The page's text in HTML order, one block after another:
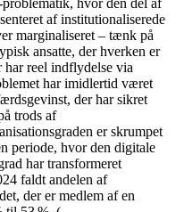
hvor den del af
af institutionaliserede
marginaliseret – tænk på
ansatte, der hverken er
reel indflydelse via
har imidlertid været
der har sikret
trods af
er skrumpet
periode, hvor den digitale
har transformeret
faldt andelen af
der er medlem af en